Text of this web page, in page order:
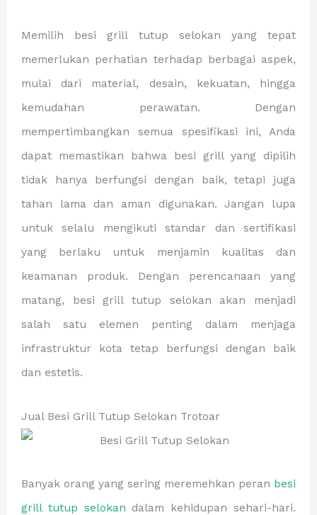
Memilih besi grill tutup selokan yang tepat
memerlukan perhatian terhadap berbagai aspek,
mulai dari material, desain, kekuatan, hingga
kemudahan perawatan. Dengan
mempertimbangkan semua spesifikasi ini, Anda
dapat memastikan bahwa besi grill yang dipilih
tidak hanya berfungsi dengan baik, tetapi juga
tahan lama dan aman digunakan. Jangan lupa
untuk selalu mengikuti standar dan sertifikasi
yang berlaku untuk menjamin kualitas dan
keamanan produk. Dengan perencanaan yang
matang, besi grill tutup selokan akan menjadi
salah satu elemen penting dalam menjaga
infrastruktur kota tetap berfungsi dengan baik
dan estetis.
Jual Besi Grill Tutup Selokan Trotoar
Banyak orang yang sering meremehkan peran besi
grill tutup selokan dalam kehidupan sehari-hari.